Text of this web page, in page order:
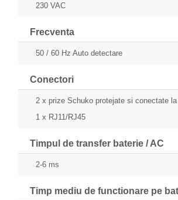
230 VAC
Frecventa
50 / 60 Hz Auto detectare
Conectori
2 x prize Schuko protejate si conectate
1 x RJ11/RJ45
Timpul de transfer baterie / AC
2-6 ms
Timp mediu de functionare pe